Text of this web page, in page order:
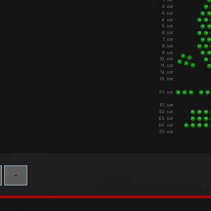
2. sor 18
3. sor 19 18
4. sor 20 19
5. sor 19 18
6. sor 20 19
7. sor 19 18
8. sor 20 19
9. sor 19 18
2
1
10. sor 18
5
4
3
11. sor 17
12. sor
13. sor
P1. sor 22 21 20 19 18
E1. sor
E2. sor B1 B2 B3
E3. sor B1 B2 B3
E4. sor B1 B2 B3 B4
E5. sor
-